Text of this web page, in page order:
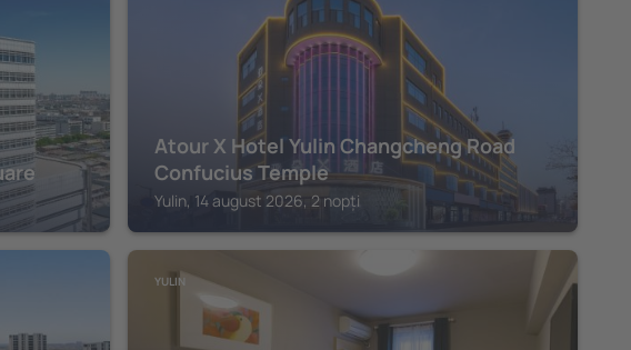
Atour X Hotel Yulin Changcheng Road
Confucius Temple
Yulin, 14 august 2026, 2 nopți
YULIN